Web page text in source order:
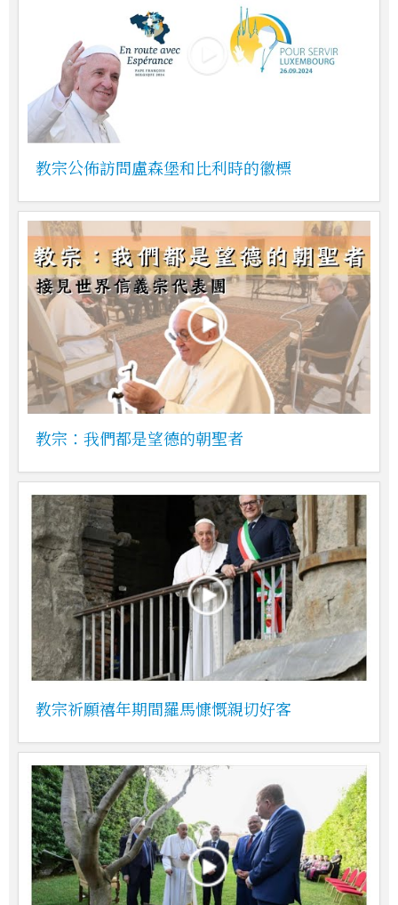
教宗公佈訪問盧森堡和比利時的徽標
教宗：我們都是望德的朝聖者
教宗祈願禧年期間羅馬慷慨親切好客